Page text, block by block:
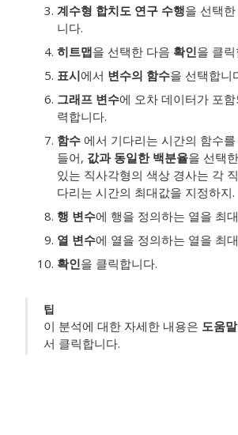
계수형 합치도 연구 수행을 선택
니다.
히트맵을 선택한 다음 확인을 클
표시에서 변수의 함수을 선택합니
그래프 변수에 오차 데이터가 포
력합니다.
함수 에서 기다리는 시간의 함수
들어, 값과 동일한 백분율을 선택
있는 직사각형의 색상 경사는 각
다리는 시간의 최대값을 지정하지.
행 변수에 행을 정의하는 열을 최
열 변수에 열을 정의하는 열을 최
확인을 클릭합니다.
팁
이 분석에 대한 자세한 내용은 도움말
서 클릭합니다.